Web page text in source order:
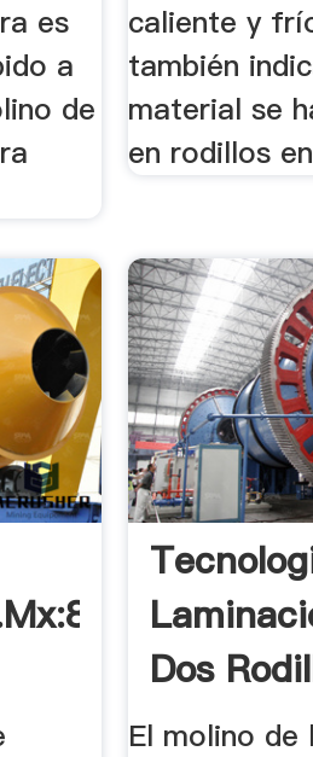
es
a
de
caliente y
también
material se
en rodillos
Dos
El molino de